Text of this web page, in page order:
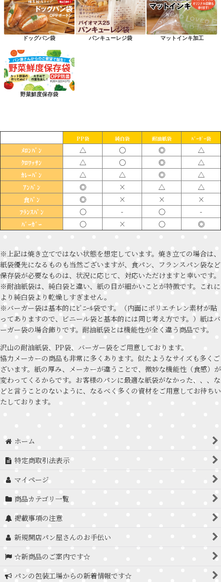
ドッグパン袋 パンキューレジ袋 マットインキ加工
野菜鮮度保存袋
PP袋 純白袋 耐油紙袋 ﾊﾞｰｶﾞｰ袋
ﾒﾛﾝﾊﾟﾝ △ 〇 ◎ △
ｸﾛﾜｯｻﾝ △ 〇 ◎ △
ｶﾚｰﾊﾟﾝ △ △ ◎ △
ｱﾝﾊﾟﾝ ◎ × △ △
食ﾊﾟﾝ ◎ × × ×
ﾌﾗﾝｽﾊﾟﾝ 〇 - 〇 -
ﾊﾞｰｶﾞｰ 〇 × 〇 ◎
※上記は焼き立てではない状態を想定しています。焼き立ての場合は、
紙袋優先になるものも当然ございますが、食パン、フランスパン袋など
保存袋が必要なものは、状況に応じて、対応いただけますと幸いです。
※耐油紙袋は、純白袋と違い、紙の目が細かいことが特徴です。これに
より純白袋より乾燥しすぎません。
※バーガー袋は基本的にﾋﾞﾆｰﾙ袋です。（内面にポリエチレン素材が貼
ってありますので、ビニール袋と基本的には同じ考え方です。）紙はバ
ーガー袋の場合飾りです。耐油紙袋とは機能性が全く違う商品です。
沢山の耐油紙袋、PP袋、バーガー袋をご用意しております。
協力メーカーの商品も非常に多くあります。似たようなサイズも多くご
ざいます。紙の厚み、メーカーが違うことで、微妙な機能性（食感）が
変わってくるからです。お客様のパンに最適な紙袋がなかった、、、な
どと言うことのないように、なるべく多くの資材をご用意してお待ちい
たしております。
ホーム
特定商取引法表示
マイページ
商品カテゴリ一覧
掲載事項の注意
新規開店パン屋さんのお手伝い
☆新商品のご案内です☆
パンの包装工場からの新着情報です☆